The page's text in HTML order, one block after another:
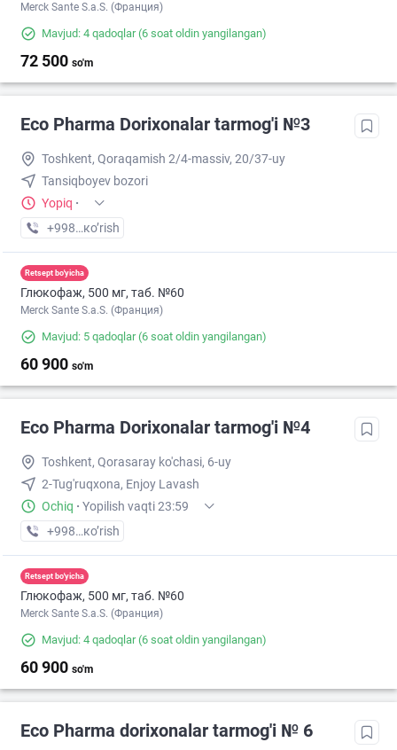
Merck Sante S.a.S. (Франция)
Mavjud: 4 qadoqlar(6 soat oldin yangilangan)
72 500 so'm
Eco Pharma Dorixonalar tarmog'i №3
Toshkent, Qoraqamish 2/4-massiv, 20/37-uy
Tansiqboyev bozori
Yopiq ·
+998 (99) XXX-XX-XX
кo’rish
Retsept bo'yicha
Глюкофаж, 500 мг, таб. №60
Merck Sante S.a.S. (Франция)
Mavjud: 5 qadoqlar(6 soat oldin yangilangan)
60 900 so'm
Eco Pharma Dorixonalar tarmog'i №4
Toshkent, Qorasaray ko'chasi, 6-uy
2-Tug'ruqxona, Enjoy Lavash
Ochiq · Yopilish vaqti 23:59
+998 (55) XXX-XX-XX
кo’rish
Retsept bo'yicha
Глюкофаж, 500 мг, таб. №60
Merck Sante S.a.S. (Франция)
Mavjud: 4 qadoqlar(6 soat oldin yangilangan)
60 900 so'm
Eco Pharma dorixonalar tarmog'i № 6